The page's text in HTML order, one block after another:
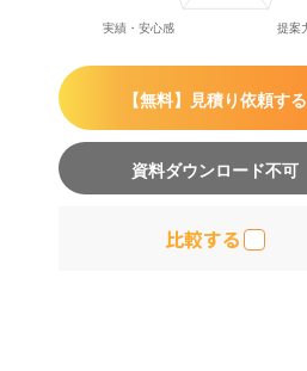
【無料】見積り依頼する
資料ダウンロード不可
比較する